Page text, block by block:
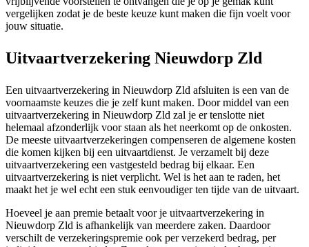
vergelijken zodat je de beste keuze kunt maken die fijn voelt voor
jouw situatie.
Uitvaartverzekering Nieuwdorp Zld
Een uitvaartverzekering in Nieuwdorp Zld afsluiten is een van de
voornaamste keuzes die je zelf kunt maken. Door middel van een
uitvaartverzekering in Nieuwdorp Zld zal je er tenslotte niet
helemaal afzonderlijk voor staan als het neerkomt op de onkosten.
De meeste uitvaartverzekeringen compenseren de algemene kosten
die komen kijken bij een uitvaartdienst. Je verzamelt bij deze
uitvaartverzekering een vastgesteld bedrag bij elkaar. Een
uitvaartverzekering is niet verplicht. Wel is het aan te raden, het
maakt het je wel echt een stuk eenvoudiger ten tijde van de uitvaart.
Hoeveel je aan premie betaalt voor je uitvaartverzekering in
Nieuwdorp Zld is afhankelijk van meerdere zaken. Daardoor
verschilt de verzekeringspremie ook per verzekerd bedrag, per